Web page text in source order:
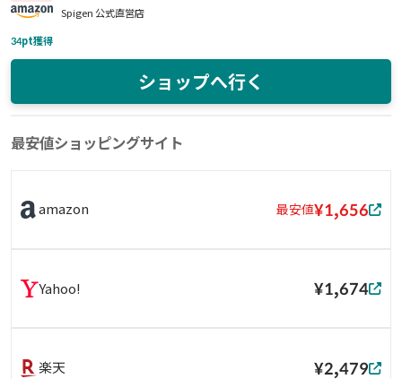
Spigen 公式直営店
34pt獲得
ショップへ行く
最安値ショッピングサイト
amazon 最安値¥1,656
Yahoo! ¥1,674
楽天 ¥2,479